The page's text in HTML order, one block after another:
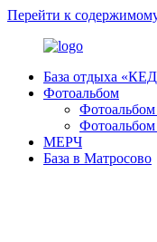
Перейти к
База отдыха
Фотоальбом
МЕРЧ
База в Матросово